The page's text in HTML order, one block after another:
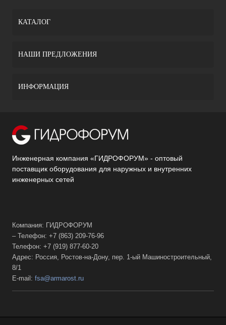
КАТАЛОГ
НАШИ ПРЕДЛОЖЕНИЯ
ИНФОРМАЦИЯ
Инженерная компания «ГИДРОФОРУМ» - оптовый
поставщик оборудования для наружных и внутренних
инженерных сетей
Компания: ГИДРОФОРУМ
– Телефон: +7 (863) 209-76-96
Телефон: +7 (919) 877-60-20
Адрес: Россия, Ростов-на-Дону, пер. 1-ый Машиностроительный,
8/1
E-mail: fsa@armarost.ru